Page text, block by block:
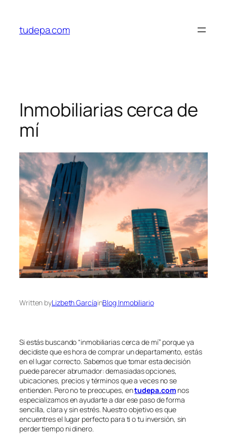
contenido
tudepa.com
Inmobiliarias cerca de
mí
Written byLizbeth GarcíainBlog Inmobiliario
Si estás buscando “inmobiliarias cerca de mí” porque ya
decidiste que es hora de comprar un departamento, estás
en el lugar correcto. Sabemos que tomar esta decisión
puede parecer abrumador: demasiadas opciones,
ubicaciones, precios y términos que a veces no se
entienden. Pero no te preocupes, entudepa.com nos
especializamos en ayudarte a dar ese paso de forma
sencilla, clara y sin estrés. Nuestro objetivo es que
encuentres el lugar perfecto para ti o tu inversión, sin
perder tiempo ni dinero.